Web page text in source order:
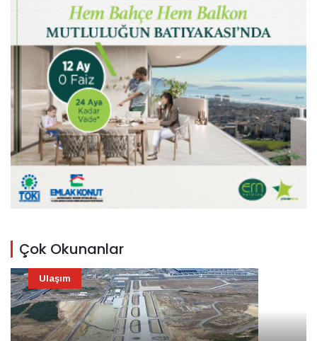
Çok Okunanlar
Ulaşım